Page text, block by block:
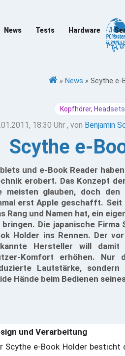
News Tests Hardware
» News » Scythe e-
Kopfhörer,
18:30 Uhr , von Benjamin
Scythe e-
und e-Book Reader
erobert. Das Konzept
meisten glauben, doch den
erst Apple geschafft. Seit
Rang und Namen hat, ein
bringen. Die japanische
Holder ins Rennen. Der
Hersteller will
Komfort erhöhen. Nur
Lautstärke,
Hände beim Bedienen
und Verarbeitung
Scythe e-Book Holder besticht